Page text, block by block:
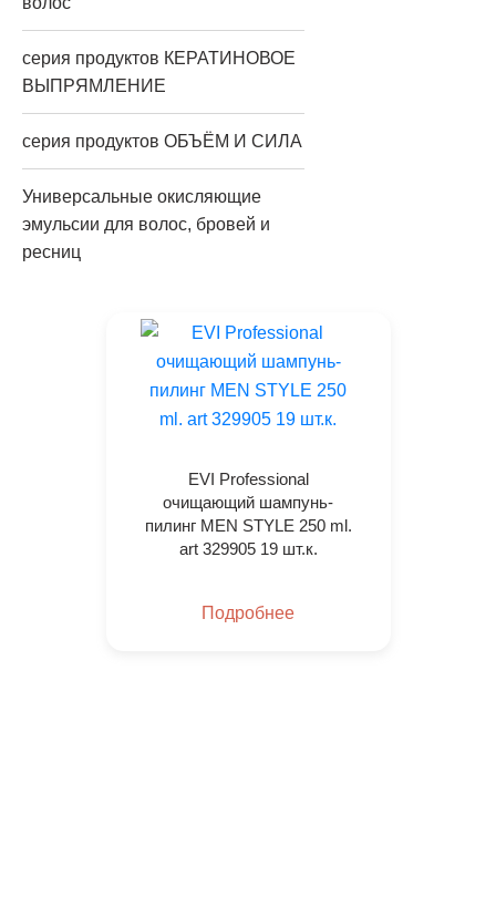
серия продуктов КЕРАТИНОВОЕ
ВЫПРЯМЛЕНИЕ
серия продуктов ОБЪЁМ И СИЛА
Универсальные окисляющие
эмульсии для волос, бровей и
ресниц
EVI Professional
очищающий шампунь-
пилинг MEN STYLE 250 ml.
art 329905 19 шт.к.
Подробнее